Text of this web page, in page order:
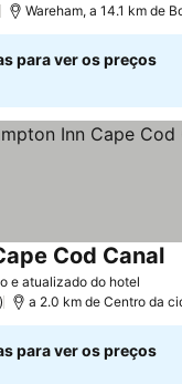
Wareham, a 14.1 km de
para ver os preços
e atualizado do hotel
Cod Canal
a 2.0 km de Centro da
para ver os preços